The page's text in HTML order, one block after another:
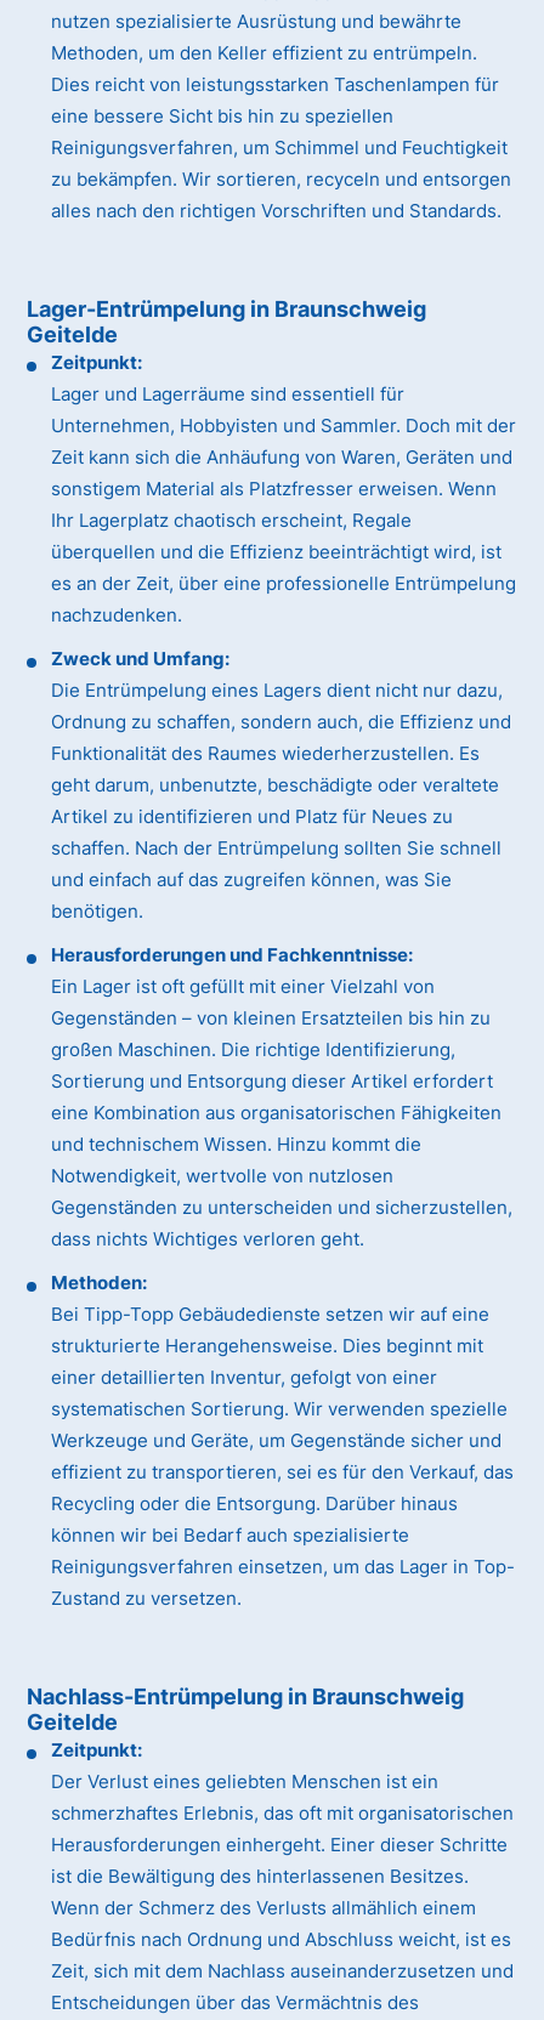
nutzen spezialisierte Ausrüstung und bewährte
Methoden, um den Keller effizient zu entrümpeln.
Dies reicht von leistungsstarken Taschenlampen für
eine bessere Sicht bis hin zu speziellen
Reinigungsverfahren, um Schimmel und Feuchtigkeit
zu bekämpfen. Wir sortieren, recyceln und entsorgen
alles nach den richtigen Vorschriften und Standards.
Lager-Entrümpelung in Braunschweig
Geitelde
Zeitpunkt:
Lager und Lagerräume sind essentiell für
Unternehmen, Hobbyisten und Sammler. Doch mit der
Zeit kann sich die Anhäufung von Waren, Geräten und
sonstigem Material als Platzfresser erweisen. Wenn
Ihr Lagerplatz chaotisch erscheint, Regale
überquellen und die Effizienz beeinträchtigt wird, ist
es an der Zeit, über eine professionelle Entrümpelung
nachzudenken.
Zweck und Umfang:
Die Entrümpelung eines Lagers dient nicht nur dazu,
Ordnung zu schaffen, sondern auch, die Effizienz und
Funktionalität des Raumes wiederherzustellen. Es
geht darum, unbenutzte, beschädigte oder veraltete
Artikel zu identifizieren und Platz für Neues zu
schaffen. Nach der Entrümpelung sollten Sie schnell
und einfach auf das zugreifen können, was Sie
benötigen.
Herausforderungen und Fachkenntnisse:
Ein Lager ist oft gefüllt mit einer Vielzahl von
Gegenständen – von kleinen Ersatzteilen bis hin zu
großen Maschinen. Die richtige Identifizierung,
Sortierung und Entsorgung dieser Artikel erfordert
eine Kombination aus organisatorischen Fähigkeiten
und technischem Wissen. Hinzu kommt die
Notwendigkeit, wertvolle von nutzlosen
Gegenständen zu unterscheiden und sicherzustellen,
dass nichts Wichtiges verloren geht.
Methoden:
Bei Tipp-Topp Gebäudedienste setzen wir auf eine
strukturierte Herangehensweise. Dies beginnt mit
einer detaillierten Inventur, gefolgt von einer
systematischen Sortierung. Wir verwenden spezielle
Werkzeuge und Geräte, um Gegenstände sicher und
effizient zu transportieren, sei es für den Verkauf, das
Recycling oder die Entsorgung. Darüber hinaus
können wir bei Bedarf auch spezialisierte
Reinigungsverfahren einsetzen, um das Lager in Top-
Zustand zu versetzen.
Nachlass-Entrümpelung in Braunschweig
Geitelde
Zeitpunkt:
Der Verlust eines geliebten Menschen ist ein
schmerzhaftes Erlebnis, das oft mit organisatorischen
Herausforderungen einhergeht. Einer dieser Schritte
ist die Bewältigung des hinterlassenen Besitzes.
Wenn der Schmerz des Verlusts allmählich einem
Bedürfnis nach Ordnung und Abschluss weicht, ist es
Zeit, sich mit dem Nachlass auseinanderzusetzen und
Entscheidungen über das Vermächtnis des